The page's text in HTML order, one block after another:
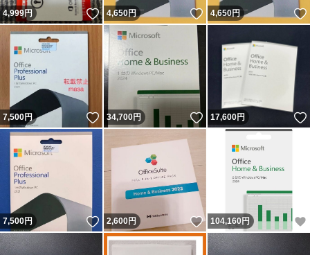
4,999円 いいね！
4,650円 いいね！
4,650円
7,500円 いいね！
34,700円 いいね！
17,600円
7,500円 いいね！
2,600円 いいね！
104,160 円